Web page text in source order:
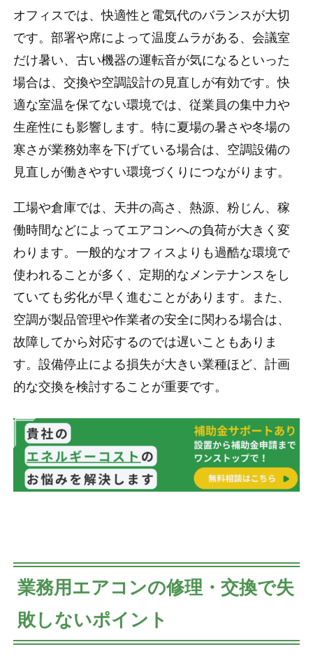
オフィスでは、快適性と電気代のバランスが大切
です。部署や席によって温度ムラがある、会議室
だけ暑い、古い機器の運転音が気になるといった
場合は、交換や空調設計の見直しが有効です。快
適な室温を保てない環境では、従業員の集中力や
生産性にも影響します。特に夏場の暑さや冬場の
寒さが業務効率を下げている場合は、空調設備の
見直しが働きやすい環境づくりにつながります。
工場や倉庫では、天井の高さ、熱源、粉じん、稼
働時間などによってエアコンへの負荷が大きく変
わります。一般的なオフィスよりも過酷な環境で
使われることが多く、定期的なメンテナンスをし
ていても劣化が早く進むことがあります。また、
空調が製品管理や作業者の安全に関わる場合は、
故障してから対応するのでは遅いこともありま
す。設備停止による損失が大きい業種ほど、計画
的な交換を検討することが重要です。
業務用エアコンの修理・交換で失
敗しないポイント